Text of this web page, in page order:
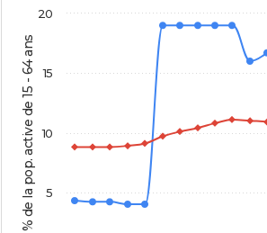
% de la pop. active de 15 - 64 ans 5
10
15
20